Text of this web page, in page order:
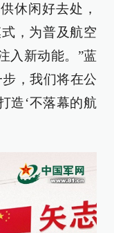
休闲好去处，
，为普及航空
入新动能。”蓝
，我们将在公
造‘不落幕的航